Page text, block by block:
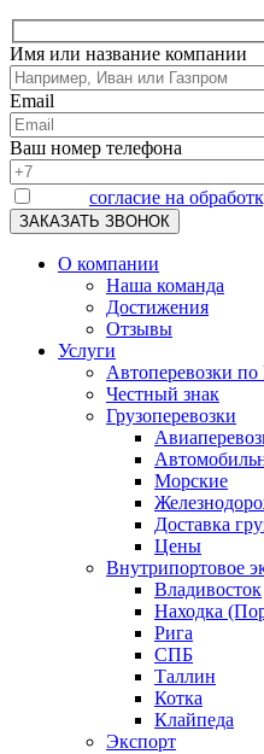
Имя или название компании
Email
Ваш номер телефона
согласие на
О компании
Наша команда
Достижения
Отзывы
Услуги
Автоперевозки
Честный знак
Грузоперевозки
Морские
Доставка
Цены
Внутрипортовое
Владивосток
Находка
Рига
СПБ
Таллин
Котка
Клайпеда
Экспорт